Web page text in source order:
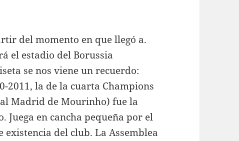
del momento en que llegó a.
el estadio del Borussia
se nos viene un recuerdo:
2011, la de la cuarta Champions
Madrid de Mourinho) fue la
en cancha pequeña por el
existencia del club. La Assemblea